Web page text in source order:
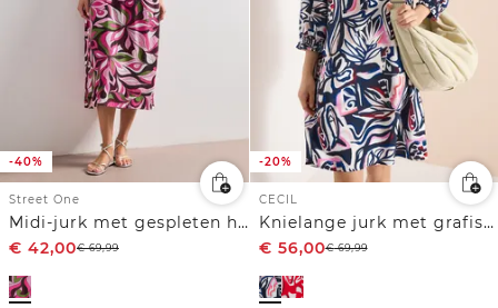
-40%
Street One
Midi-jurk met gespleten hals en ritssluiting
€ 42,00€69,99
-20%
CECIL
Knielange jurk met grafisch patroon
€ 56,00€69,99